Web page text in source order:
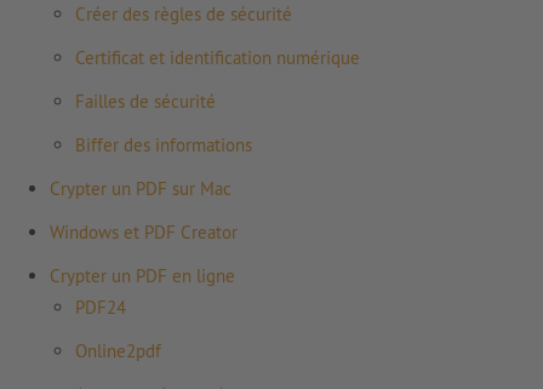
Créer des règles de sécurité
Certificat et identification numérique
Failles de sécurité
Biffer des informations
Crypter un PDF sur Mac
Windows et PDF Creator
Crypter un PDF en ligne
PDF24
Online2pdf